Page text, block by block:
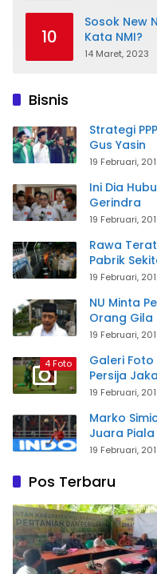
10
Sosok New
Kata NMI?
14 Maret, 2023
Bisnis
Strategi
Gus Yasin
19 Februari,
Ini Dia
Gerindra
19 Februari,
Rawa
Pabrik
19 Februari,
NU Minta
Orang Gila
19 Februari,
4 Foto
Galeri
Persija
19 Februari,
Marko
Juara Piala
19 Februari,
Pos Terbaru